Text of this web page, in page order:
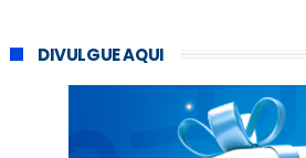
DIVULGUE AQUI